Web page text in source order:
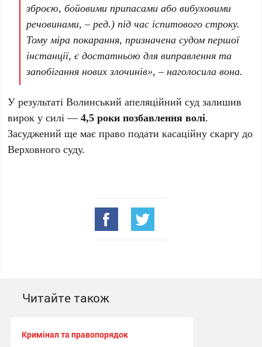
зброєю, бойовими припасами або вибуховими
речовинами, – ред.) під час іспитового строку.
Тому міра покарання, призначена судом першої
інстанції, є достатньою для виправлення та
запобігання нових злочинів», – наголосила вона.
У результаті Волинський апеляційний суд залишив
вирок у силі —4,5 роки позбавлення волі.
Засуджений ще має право подати касаційну скаргу до
Верховного суду.
Читайте також
Кримінал та правопорядок